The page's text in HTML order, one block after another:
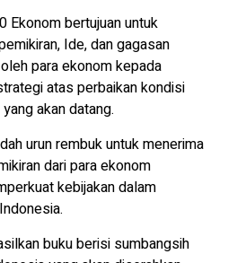
Ekonom bertujuan untuk
Ide, dan gagasan
para ekonom kepada
atas perbaikan kondisi
akan datang.
urun rembuk untuk menerima
dari para ekonom
kebijakan dalam
buku berisi sumbangsih